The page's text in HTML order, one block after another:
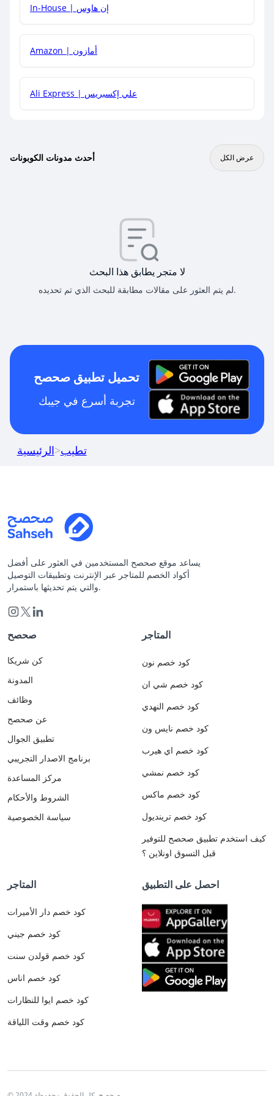
In-House | إن هاوس
Amazon | أمازون
Ali Express | علي إكسبريس
أحدث مدونات الكوبونات عرض الكل
لا متجر يطابق هذا البحث
لم يتم العثور على مقالات مطابقة للبحث الذي تم تحديده.
تحميل تطبيق صحصح
تجربة أسرع في جيبك
الرئيسية>تطيب
يساعد موقع صحصح المستخدمين في العثور على أفضل
أكواد الخصم للمتاجر عبر الإنترنت وتطبيقات التوصيل
والتي يتم تحديثها باستمرار.
صحصح
كن شريكا
المدونة
وظائف
عن صحصح
تطبيق الجوال
برنامج الاصدار التجريبي
مركز المساعدة
الشروط والأحكام
سياسة الخصوصية
المتاجر
كود خصم نون
كود خصم شي ان
كود خصم النهدي
كود خصم نايس ون
كود خصم اي هيرب
كود خصم نمشي
كود خصم ماكس
كود خصم ترينديول
كيف استخدم تطبيق صحصح للتوفير
قبل التسوق اونلاين ؟
المتاجر
كود خصم دار الأميرات
كود خصم جيني
كود خصم قولدن سنت
كود خصم اناس
كود خصم ايوا للنظارات
كود خصم وقت اللياقة
احصل على التطبيق